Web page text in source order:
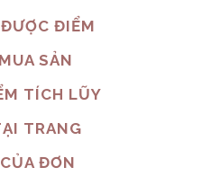
ĐIỂM
SẢN
TÍCH LŨY
TRANG
ĐƠN